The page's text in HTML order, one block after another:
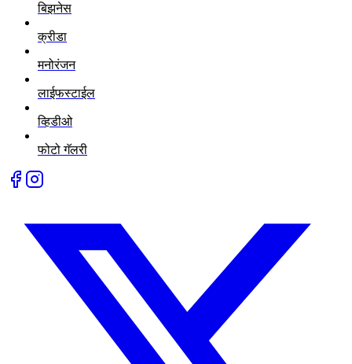
बिझनेस
क्रीडा
मनोरंजन
लाईफस्टाईल
व्हिडीओ
फोटो गॅलरी